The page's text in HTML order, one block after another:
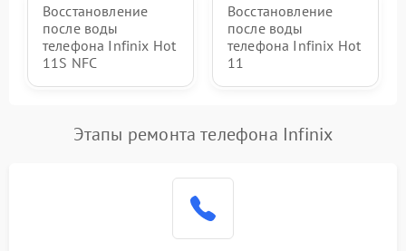
Восстановление
после воды
телефона Infinix Hot
11S NFC
Восстановление
после воды
телефона Infinix Hot
11
Этапы ремонта телефона Infinix